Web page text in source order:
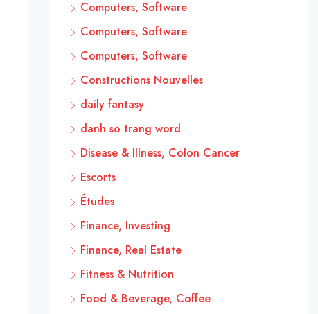
Computers, Software
Computers, Software
Computers, Software
Constructions Nouvelles
daily fantasy
danh so trang word
Disease & Illness, Colon Cancer
Escorts
Études
Finance, Investing
Finance, Real Estate
Fitness & Nutrition
Food & Beverage, Coffee